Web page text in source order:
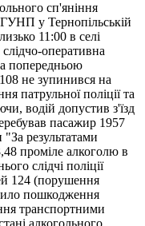
сп'яніння
у Тернопільській
11:00 в селі
оперативна
попередньою
не зупинився на
патрульної поліції та
водій допустив з'їзд
пасажир 1957
результатами
проміле алкоголю в
слідчі поліції
124 (порушення
пошкодження
транспортними